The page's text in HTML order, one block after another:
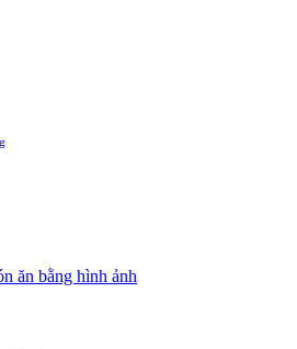
ăn bằng hình ảnh